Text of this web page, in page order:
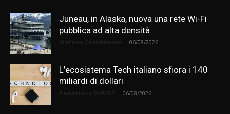
Juneau, in Alaska, nuova una rete Wi-Fi
pubblica ad alta densità
- 06/08/2026
L’ecosistema Tech italiano sfiora i 140
miliardi di dollari
- 06/08/2026